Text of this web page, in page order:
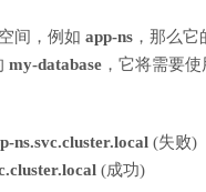
间，例如 app-ns ，那么它
my-database ，它将需要
ns.svc.cluster.local (失败)
(成功)